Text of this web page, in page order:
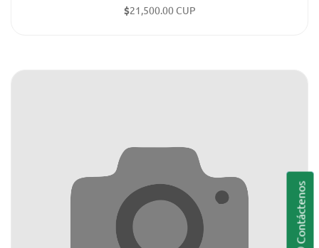
$21,500.00 CUP
Contáctenos